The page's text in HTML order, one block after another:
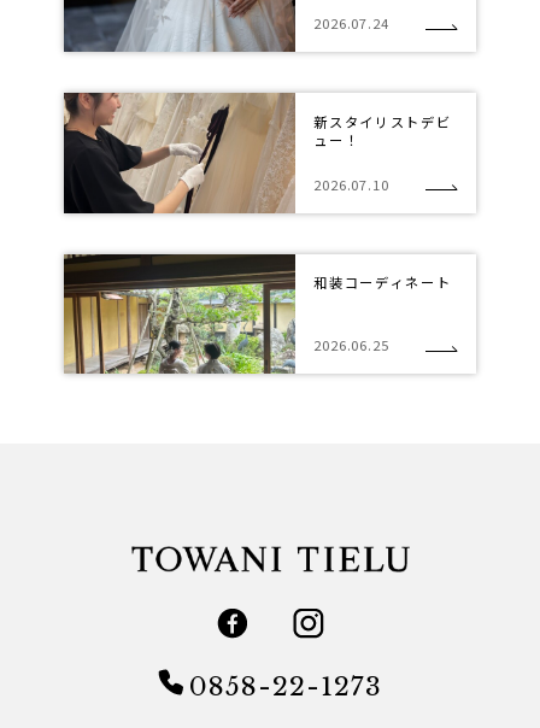
2026.07.24
新スタイリストデビ
ュー！
2026.07.10
和装コーディネート
2026.06.25
0858-22-1273